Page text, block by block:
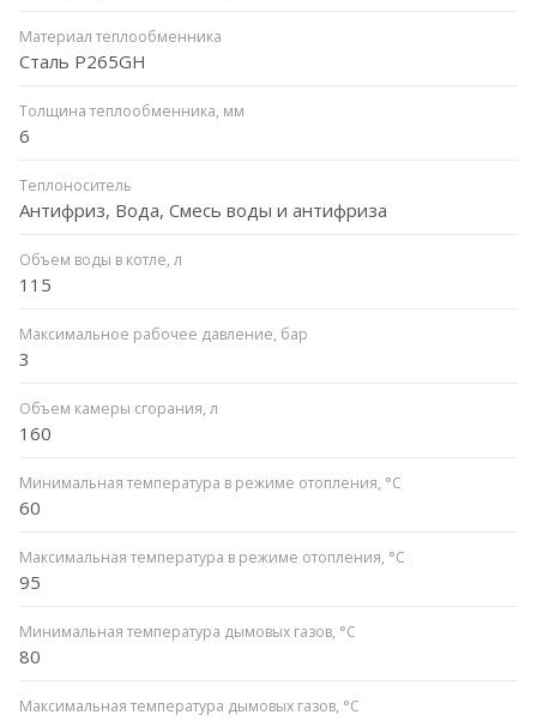
Материал теплообменника
Сталь P265GH
Толщина теплообменника, мм
6
Теплоноситель
Антифриз, Вода, Смесь воды и антифриза
Объем воды в котле, л
115
Максимальное рабочее давление, бар
3
Объем камеры сгорания, л
160
Минимальная температура в режиме отопления, °C
60
Максимальная температура в режиме отопления, °C
95
Минимальная температура дымовых газов, °C
80
Максимальная температура дымовых газов, °C